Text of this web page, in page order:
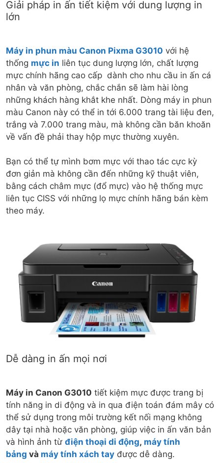
Giải pháp in ấn tiết kiệm với dung lượng in
lớn
Máy in phun màu Canon Pixma G3010 với hệ
thống mực in liên tục dung lượng lớn, chất lượng
mực chính hãng cao cấp dành cho nhu cầu in ấn cá
nhân và văn phòng, chắc chắn sẽ làm hài lòng
những khách hàng khắt khe nhất. Dòng máy in phun
màu Canon này có thể in tới 6.000 trang tài liệu đen,
trắng và 7.000 trang màu, mà không cần băn khoăn
về vấn đề phải thay hộp mực thường xuyên.
Bạn có thể tự mình bơm mực với thao tác cực kỳ
đơn giản mà không cần đến những kỹ thuật viên,
bằng cách châm mực (đổ mực) vào hệ thống mực
liên tục CISS với những lọ mực chính hãng bán kèm
theo máy.
Dễ dàng in ấn mọi nơi
Máy in Canon G3010 tiết kiệm mực được trang bị
tính năng in di động và in qua điện toán đám mây có
thể sử dụng trong môi trường kết nối mạng không
dây tại nhà hoặc văn phòng, giúp việc in ấn văn bản
và hình ảnh từ điện thoại di động, máy tính
bảng và máy tính xách tay được dễ dàng.